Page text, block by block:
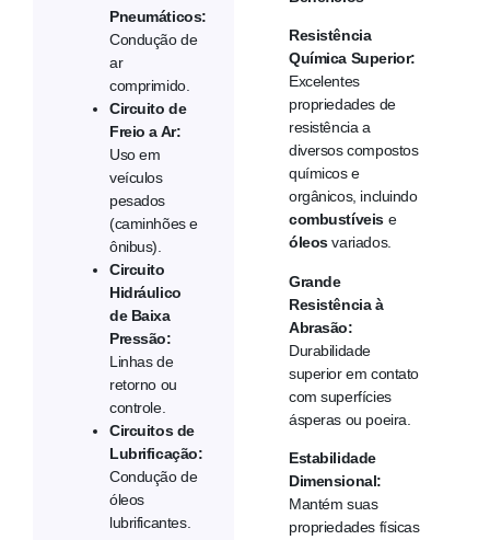
Pneumáticos:
Condução de
ar
comprimido.
Circuito de
Freio a Ar:
Uso em
veículos
pesados
(caminhões e
ônibus).
Circuito
Hidráulico
de Baixa
Pressão:
Linhas de
retorno ou
controle.
Circuitos de
Lubrificação:
Condução de
óleos
lubrificantes.
Resistência
Química Superior:
Excelentes
propriedades de
resistência a
diversos compostos
químicos e
orgânicos, incluindo
combustíveise
óleosvariados.
Grande
Resistência à
Abrasão:
Durabilidade
superior em contato
com superfícies
ásperas ou poeira.
Estabilidade
Dimensional:
Mantém suas
propriedades físicas